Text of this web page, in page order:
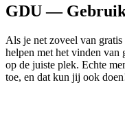
GDU — Gebruik
Als je net zoveel van
helpen met het vinden van
op de juiste plek. Echte
toe, en dat kun jij ook